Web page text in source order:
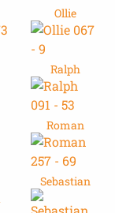
Ollie
Ralph
Roman
Sebastian